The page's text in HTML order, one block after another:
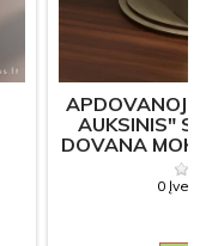
AUKSINIS"
DOVANA
0